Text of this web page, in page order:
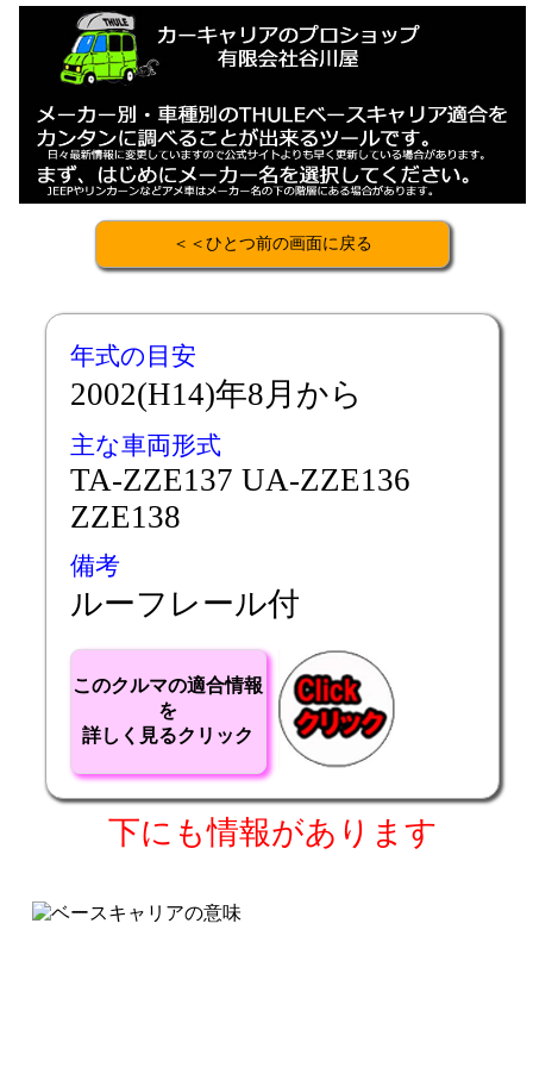
＜＜ひとつ前の画面に戻る
年式の目安
2002(H14)年8月から
主な車両形式
TA-ZZE137 UA-ZZE136
ZZE138
備考
ルーフレール付
このクルマの適合情報
を
詳しく見るクリック
下にも情報があります